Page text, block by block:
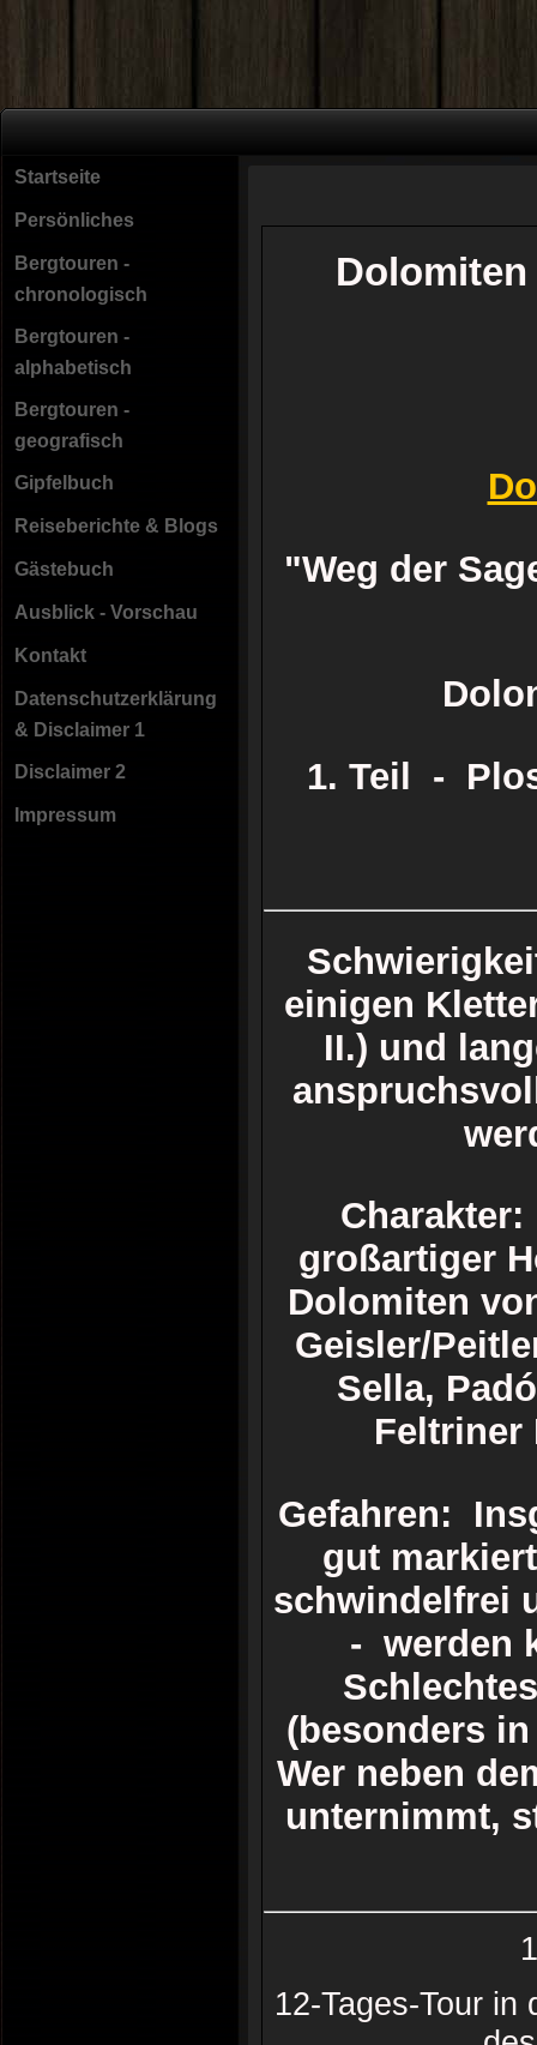
Startseite
Persönliches
Bergtouren -
chronologisch
Bergtouren -
alphabetisch
Bergtouren -
geografisch
Gipfelbuch
Reiseberichte & Blogs
Gästebuch
Ausblick - Vorschau
Kontakt
Datenschutzerklärung
& Disclaimer 1
Disclaimer 2
Impressum
"Weg der
1. Teil -
einigen
II.) und
großartiger
Dolomiten
Geisler/
Sella,
Feltriner
Gefahren:
gut
schwindelfrei
- werden
(besonders
Wer neben
unternimmt,
12-Tages-Tour in